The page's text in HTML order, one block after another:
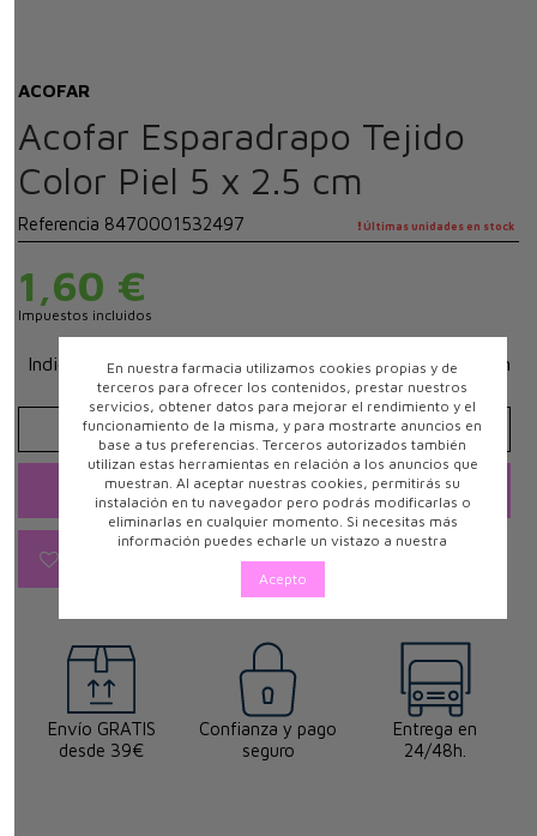
ACOFAR
Acofar Esparadrapo Tejido
Color Piel 5 x 2.5 cm
Referencia 8470001532497 Últimas unidades en stock
1,60 €
Impuestos incluidos
Indicado para la fijación de vendajes y gasas. Soporte en
tejido y en tejido sin tejer.
Añadir al carrito
Envío GRATIS
desde 39€
Confianza y pago
seguro
Entrega en
24/48h.
En nuestra farmacia utilizamos cookies propias y de
terceros para ofrecer los contenidos, prestar nuestros
servicios, obtener datos para mejorar el rendimiento y el
funcionamiento de la misma, y para mostrarte anuncios en
base a tus preferencias. Terceros autorizados también
utilizan estas herramientas en relación a los anuncios que
muestran. Al aceptar nuestras cookies, permitirás su
instalación en tu navegador pero podrás modificarlas o
eliminarlas en cualquier momento. Si necesitas más
información puedes echarle un vistazo a nuestra
Acepto